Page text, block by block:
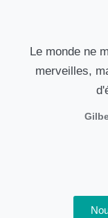
Le monde ne
merveilles,